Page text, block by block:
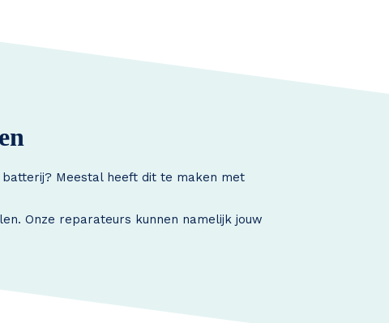
Meestal heeft dit te maken met
Onze reparateurs kunnen namelijk jouw